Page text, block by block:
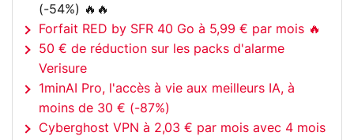
(-54%) 🔥🔥
Forfait RED by SFR 40 Go à 5,99 € par mois 🔥
50 € de réduction sur les packs d'alarme
Verisure
1minAI Pro, l'accès à vie aux meilleurs IA, à
moins de 30 € (-87%)
Cyberghost VPN à 2,03 € par mois avec 4 mois